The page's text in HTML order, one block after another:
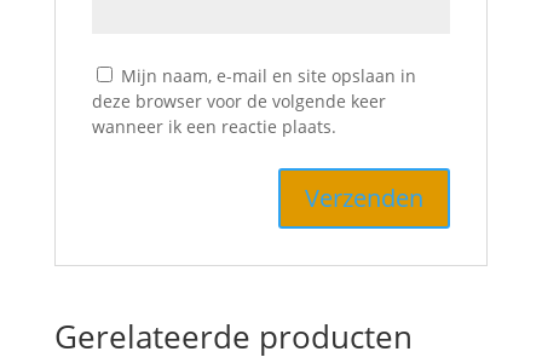
Mijn naam, e-mail en site opslaan in
deze browser voor de volgende keer
wanneer ik een reactie plaats.
Gerelateerde producten